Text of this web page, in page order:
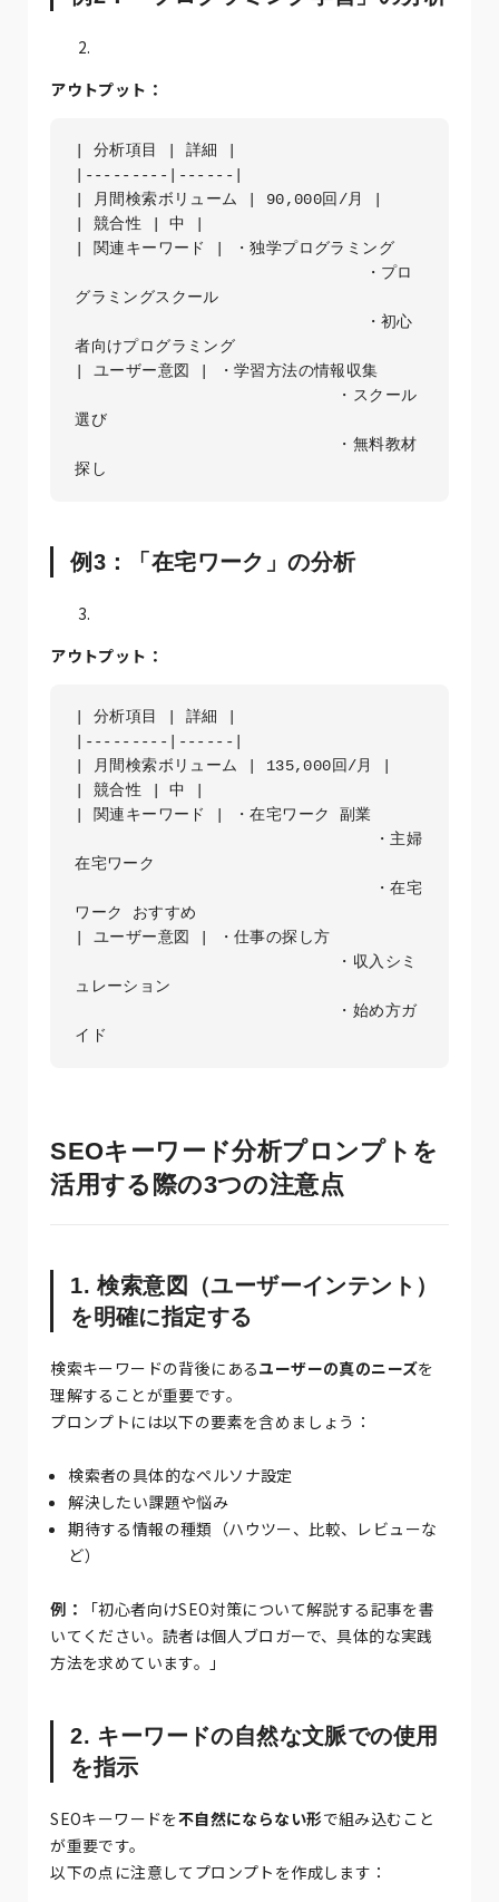
アウトプット：
| 分析項目 | 詳細 |
|---------|------|
| 月間検索ボリューム | 90,000回/月 |
| 競合性 | 中 |
| 関連キーワード | ・独学プログラミング
グラミングスクール
者向けプログラミング
| ユーザー意図 | ・学習方法の情報収集
選び
探し
例3：「在宅ワーク」の分析
アウトプット：
| 分析項目 | 詳細 |
|---------|------|
| 月間検索ボリューム | 135,000回/月 |
| 競合性 | 中 |
| 関連キーワード | ・在宅ワーク 副業
在宅ワーク
ワーク おすすめ
| ユーザー意図 | ・仕事の探し方
ュレーション
イド
SEOキーワード分析プロンプトを
活用する際の3つの注意点
1. 検索意図（ユーザーインテント）
を明確に指定する
検索キーワードの背後にあるユーザーの真のニーズを
理解することが重要です。
プロンプトには以下の要素を含めましょう：
検索者の具体的なペルソナ設定
解決したい課題や悩み
期待する情報の種類（ハウツー、比較、レビューな
ど）
例：
「初心者向けSEO対策について解説する記事を書
いてください。読者は個人ブロガーで、具体的な実践
方法を求めています。」
2. キーワードの自然な文脈での使用
を指示
SEOキーワードを不自然にならない形で組み込むこと
が重要です。
以下の点に注意してプロンプトを作成します：